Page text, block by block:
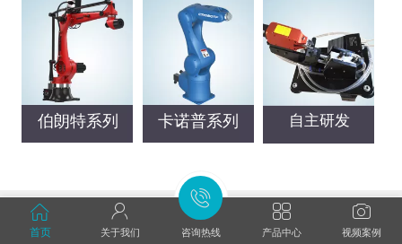
伯朗特系列 卡诺普系列 自主研发
关于我们
首页 关于我们 咨询热线 产品中心 视频案例